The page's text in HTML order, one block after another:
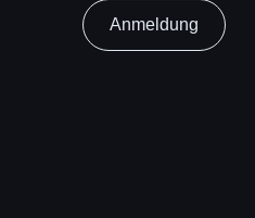
Anmeldung